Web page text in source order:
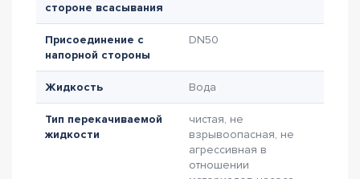
стороне всасывания
Присоединение с
напорной стороны
DN50
Жидкость Вода
Тип перекачиваемой
жидкости
чистая, не
взрывоопасная, не
агрессивная в
отношении